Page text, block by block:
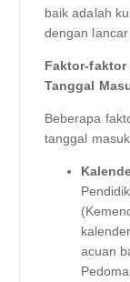
baik adalah
dengan
Faktor-faktor
Tanggal
Beberapa
tanggal
acuan